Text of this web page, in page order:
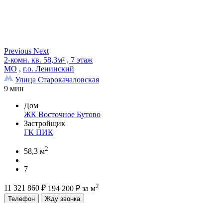
Previous Next
2-комн. кв. 58,3м² , 7 этаж
МО , г.о. Ленинский
Улица Старокачаловская
9 мин
Дом
ЖК Восточное Бутово
Застройщик
ГК ПИК
58,3 м2
7
11 321 860 ₽ 194 200 ₽ за м2
Телефон
Жду звонка